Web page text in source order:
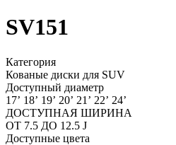
SV151
Категория
Кованые диски для SUV
Доступный диаметр
17’ 18’ 19’ 20’ 21’ 22’ 24’
ДОСТУПНАЯ ШИРИНА
ОТ 7.5 ДО 12.5 J
Доступные цвета